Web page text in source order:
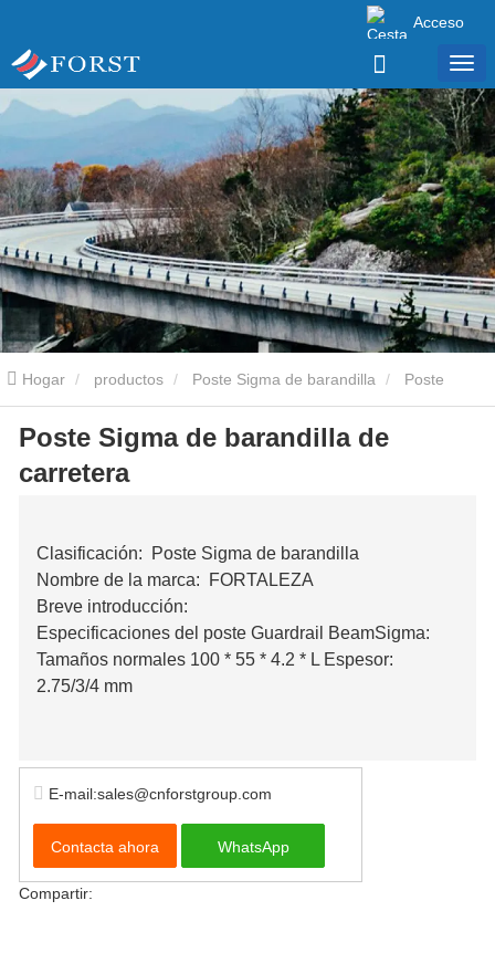
Acceso
Hogar productos Poste Sigma de barandilla
Sigma de barandilla de carretera
Poste Sigma de barandilla de
carretera
Clasificación:
Poste Sigma de barandilla
Nombre de la marca:
FORTALEZA
Breve introducción:
Especificaciones del poste Guardrail BeamSigma:
Tamaños normales 100 * 55 * 4.2 * L Espesor:
2.75/3/4 mm
E-mail:sales@cnforstgroup.com
Contacta ahora WhatsApp
Compartir: